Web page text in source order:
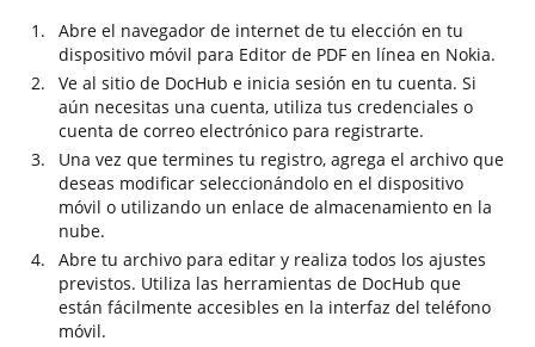
Abre el navegador de internet de tu elección en tu
dispositivo móvil para Editor de PDF en línea en Nokia.
Ve al sitio de DocHub e inicia sesión en tu cuenta. Si
aún necesitas una cuenta, utiliza tus credenciales o
cuenta de correo electrónico para registrarte.
Una vez que termines tu registro, agrega el archivo que
deseas modificar seleccionándolo en el dispositivo
móvil o utilizando un enlace de almacenamiento en la
nube.
Abre tu archivo para editar y realiza todos los ajustes
previstos. Utiliza las herramientas de DocHub que
están fácilmente accesibles en la interfaz del teléfono
móvil.